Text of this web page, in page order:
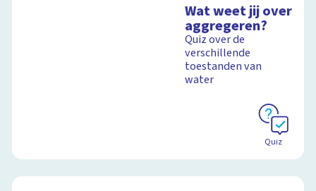
Schoolplaat
Wat weet jij over
aggregeren?
Quiz over de
verschillende
toestanden van
water
Quiz